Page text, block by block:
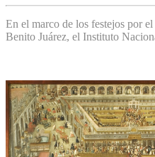
En el marco de los festejos por
Benito Juárez, el Instituto